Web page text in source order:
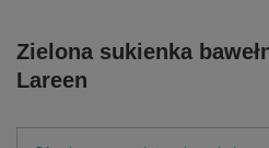
Zielona sukienka
Lareen